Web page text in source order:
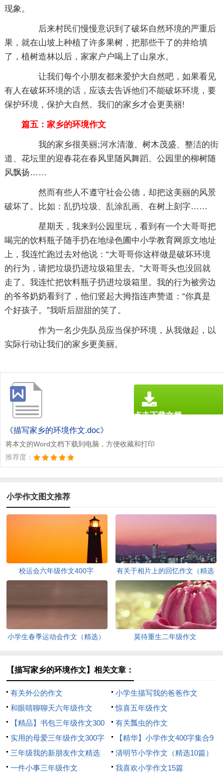
现象。
后来村民们慢慢意识到了破坏自然环境的严重后
果，就在山坡上种植了许多果树，把那些干了的井给填
了，植树造林以后，家家户户喝上了山泉水。
让我们每个小朋友都来爱护大自然吧，如果看见
有人在破坏环境的话，应该去告诉他们不能破坏环境，要
保护环境，保护大自然。我们的家乡才会更美丽!
篇五：家乡的环境作文
我的家乡很美丽;河水清澈、树木茂盛、整洁的街
道、花坛里的迎春花在春风里随风舞蹈、公园里的柳树随
风飘扬……
然而有些人不遵守社会公德，却把这美丽的风景
破坏了。比如：乱扔垃圾、乱涂乱画、在树上刻字……
星期天，我来到公园里玩，看到有一个大哥哥把
喝完的饮料瓶子随手扔在地绿色圃中小学教育网原文地址
上，我连忙跑过去对他说：“大哥哥你这样做是破坏环境
的行为，请把垃圾扔进垃圾箱里去。”大哥哥头也没回就
走了。我连忙把饮料瓶子扔进垃圾箱里。我的行为被旁边
的爷爷奶奶看到了，他们竖起大拇指连声赞道：“你真是
个好孩子。”我听后甜甜的笑了。
作为一名少先队员应当保护环境，从我做起，以
实际行动让我们的家乡更美丽。
《描写家乡的环境作文.doc》
将本文的Word文档下载到电脑，方便收藏和打印
推荐度：
点击下载文档
小学作文图文推荐
校运会六年级作文400字
有关于相片上的回忆作文（精选
3篇）
小学生春季运动会作文（精选） 莫待重生二年级作文
【描写家乡的环境作文】相关文章：
有关外公的作文
小学生描写我的爸爸作文
和眼睛聊聊天六年级作文
惊喜五年级作文
【精品】书包三年级作文300
字三篇
有关瓢虫的作文
实用的母爱三年级作文300字
四篇
【精华】小学作文400字集合9
篇
三年级我的新朋友作文精选
清明节小学作文（精选10篇）
一件小事三年级作文
我喜欢小学作文15篇